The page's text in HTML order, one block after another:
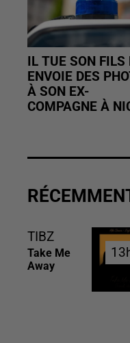
IL TUE SON FILS
ENVOIE DES
À SON EX-
COMPAGNE À
TIBZ
Take Me
Away